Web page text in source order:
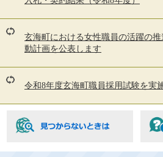
ん
な
も
玄海町における女性職員の活躍の
動計画を公表します
令和8年度玄海町職員採用試験を実